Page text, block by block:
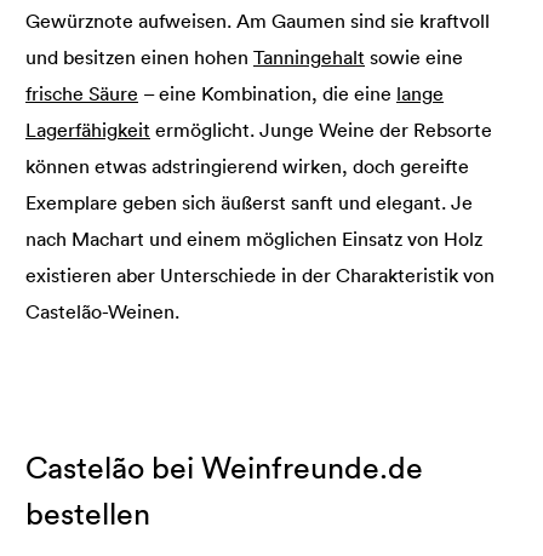
Gewürznote aufweisen. Am Gaumen sind sie kraftvoll
und besitzen einen hohen Tanningehalt sowie eine
frische Säure – eine Kombination, die eine lange
Lagerfähigkeit ermöglicht. Junge Weine der Rebsorte
können etwas adstringierend wirken, doch gereifte
Exemplare geben sich äußerst sanft und elegant. Je
nach Machart und einem möglichen Einsatz von Holz
existieren aber Unterschiede in der Charakteristik von
Castelão-Weinen.
Castelão bei Weinfreunde.de
bestellen